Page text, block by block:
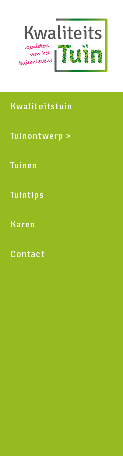
Kwaliteitstuin
Tuinontwerp >
Tuinen
Tuintips
Karen
Contact